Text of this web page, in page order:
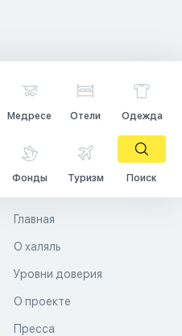
Медресе Отели Одежда
Фонды Туризм Поиск
Главная
О халяль
Уровни доверия
О проекте
Пресса